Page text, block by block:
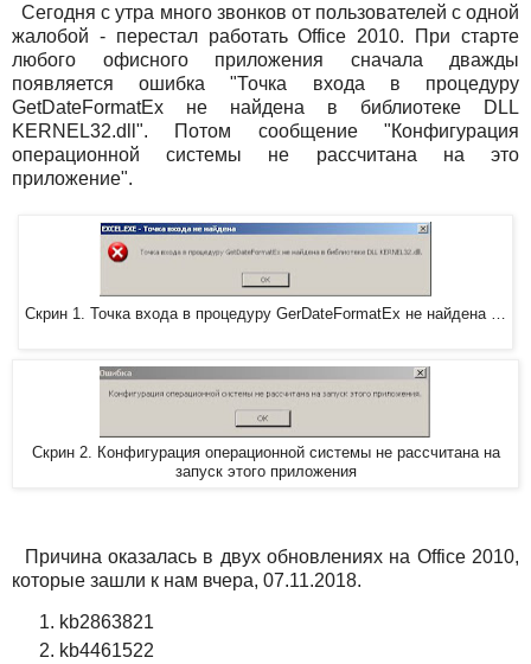
Сегодня с утра много звонков от пользователей с одной
жалобой - перестал работать Office 2010. При старте
любого офисного приложения сначала дважды
появляется ошибка "Точка входа в процедуру
GetDateFormatEx не найдена в библиотеке DLL
KERNEL32.dll". Потом сообщение "Конфигурация
операционной системы не рассчитана на это
приложение".
Скрин 1. Точка входа в процедуру GerDateFormatEx не найдена …
Скрин 2. Конфигурация операционной системы не рассчитана на
запуск этого приложения
Причина оказалась в двух обновлениях на Office 2010,
которые зашли к нам вчера, 07.11.2018.
kb2863821
kb4461522